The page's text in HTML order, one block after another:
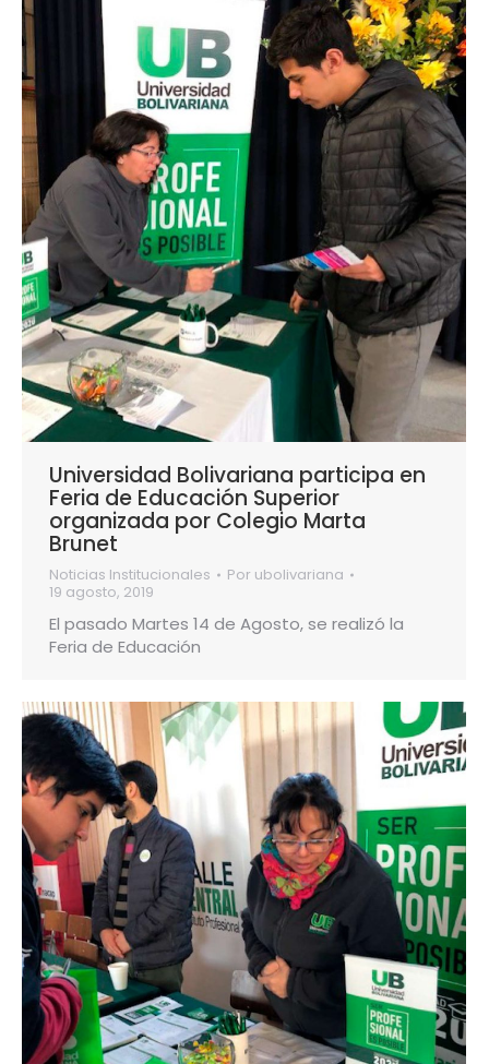
Universidad Bolivariana participa en
Feria de Educación Superior
organizada por Colegio Marta
Brunet
Noticias Institucionales Por ubolivariana
19 agosto, 2019
El pasado Martes 14 de Agosto, se realizó la
Feria de Educación